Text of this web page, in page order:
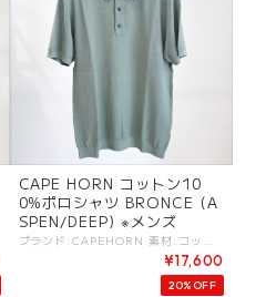
CAPE HORN コットン10
0%ポロシャツ BRONCE (A
SPEN/DEEP) ※メンズ
ブランド:CAPEHORN 素材:コットン100%. カラー:・ASPEN（グリーン系） ・DEEP（ネイビー系） サイズ:[M].肩幅:42cm/着丈:67cm/身幅:50cm/袖丈:24cm/ [L].肩幅:43cm/着丈:68cm/身幅:52cm/袖丈:24cm/ - ASPENはライトグリーン系/DEEPはネイビー系。 綿100％の糸染めニット（ゲージ14）を使用したポロシャツ。 柔らかく通気性に優れ、快適な着心地で一日中快適なフィット感。 一枚で着ても、洗練されたカジュアルスタイルをつくれます。 ベースレイヤーとしても最適な、汎用性の高い高品質な一枚です。 リラックスしたサイズ感で着られるポロシャツとしてレディースにも人気。 #CAPEHORN #ケープホーン -CAPEHORN- 「CAPEHORN」とはブランドロゴにも記載がある通り、南アメリカ大陸の南端にあるティエラ・デル・フエゴ諸島の、最も南に位置する岬の名前。 雄大な自然に囲まれたその孤島は、自身が探検家であるクリエイティフ?ディレクター「ジルベルト・フェラーリ」の五感に多大な刺激を与えました。この厳しい自然環境にも耐えうるブランドとして、1990年北イタリアのアリシエーロという小さな町で産声を上げました. 常に、軽さやトレンド、ファッション性を意識し、自然、冒険、ライフスタイルを軸に “今を生きる世界の旅人”をコンセプトにした本格派ダウンブランド. ※商品カラーは撮影時の光や閲覧環境によって、実際の商品と若干異なる場合がございます。 ※平置き採寸となりますので、多少の誤差が生じる場合がございます。 ※タグ記載の注意事項、洗濯表示を必ずお読みください。 ☆その他気になる点はお気軽にご連絡ください。 capehorn-c1202
¥17,600
20%OFF